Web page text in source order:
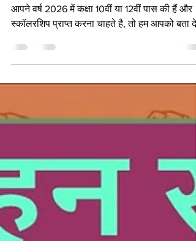
2026
Dr Rajendra Prasad Scholarship 2026: क्या
आपने वर्ष 2026 में कक्षा 10वीं या 12वीं पास की हैं और
पाएंगे। यदि आप Dr Rajendra Prasad Scholarship
आपको आवेदन प्रक्रिया, जरूरी दस्तावेज, योग्यत